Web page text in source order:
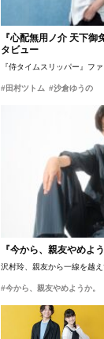
『心配無用ノ介 天下
タビュー
『侍タイムスリッパー』フ
#田村ツトム #沙倉ゆうの
『今から、親友やめよ
沢村玲、親友から一線を越
#今から、親友やめようか。